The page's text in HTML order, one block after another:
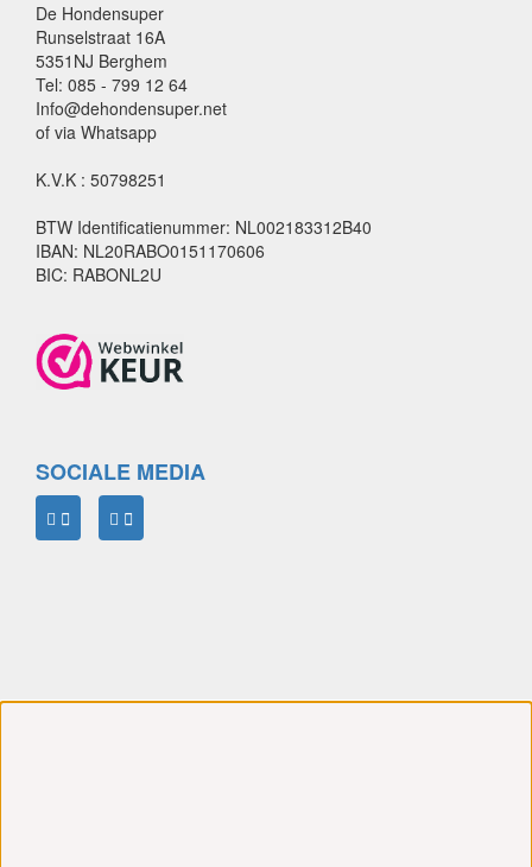
De Hondensuper
Runselstraat 16A
5351NJ Berghem
Tel: 085 - 799 12 64
Info@dehondensuper.net
of via Whatsapp
K.V.K : 50798251
BTW Identificatienummer: NL002183312B40
IBAN: NL20RABO0151170606
BIC: RABONL2U
SOCIALE MEDIA